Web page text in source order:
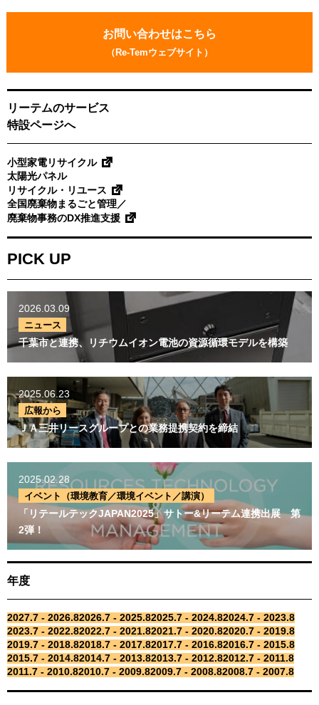
小型家電リサイクル
太陽光パネル
リサイクル・リユース
全国廃棄物まるごと管理／
廃棄物事務のDX推進支援
PICK UP
2026.03.09
ニュース
千葉市と連携、リチウムイ
オン電池の資源循環モデル
を構築
ＪＡ三井リースグループと
の業務提携契約を締結
イベント（環境教育／環境
イベント／講演）
「リテールテック
JAPAN2025」サトー&リー
テム連携出展 第2弾！
2027.7 - 2026.82026.7 - 2025.8
2025.7 - 2024.82024.7 - 2023.8
2023.7 - 2022.82022.7 - 2021.8
2021.7 - 2020.82020.7 - 2019.8
お
お問い合わせはこちら
（Re-Temウェブサイト）
リーテムのサービス
特設ページへ
小型家電リサイクル
太陽光パネル
リサイクル・リユース
全国廃棄物まるごと管理／
廃棄物事務のDX推進支援
PICK UP
2026.03.09
ニュース
千葉市と連携、リチウムイオン電池の資源循環モデルを構築
2025.06.23
広報から
ＪＡ三井リースグループとの業務提携契約を締結
2025.02.28
イベント（環境教育／環境イベント／講演）
「リテールテックJAPAN2025」サトー&リーテム連携出展 第
2弾！
年度
2027.7 - 2026.82026.7 - 2025.82025.7 - 2024.82024.7 - 2023.8
2023.7 - 2022.82022.7 - 2021.82021.7 - 2020.82020.7 - 2019.8
2019.7 - 2018.82018.7 - 2017.82017.7 - 2016.82016.7 - 2015.8
2015.7 - 2014.82014.7 - 2013.82013.7 - 2012.82012.7 - 2011.8
2011.7 - 2010.82010.7 - 2009.82009.7 - 2008.82008.7 - 2007.8